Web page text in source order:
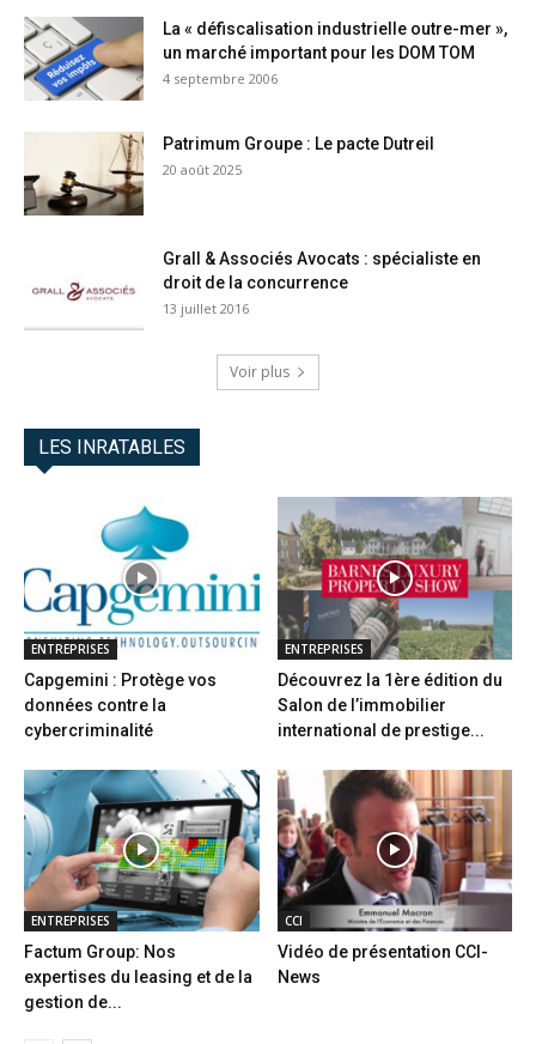
La « défiscalisation industrielle outre-mer »,
un marché important pour les DOM TOM
4 septembre 2006
Patrimum Groupe : Le pacte Dutreil
20 août 2025
Grall & Associés Avocats : spécialiste en
droit de la concurrence
13 juillet 2016
Voir plus
LES INRATABLES
ENTREPRISES
Capgemini : Protège vos
données contre la
cybercriminalité
ENTREPRISES
Découvrez la 1ère édition du
Salon de l’immobilier
international de prestige...
ENTREPRISES
Factum Group: Nos
expertises du leasing et de la
gestion de...
CCI
Vidéo de présentation CCI-
News